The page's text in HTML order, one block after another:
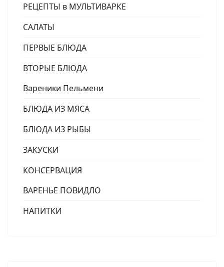
РЕЦЕПТЫ в МУЛЬТИВАРКЕ
САЛАТЫ
ПЕРВЫЕ БЛЮДА
ВТОРЫЕ БЛЮДА
Вареники Пельмени
БЛЮДА ИЗ МЯСА
БЛЮДА ИЗ РЫБЫ
ЗАКУСКИ
КОНСЕРВАЦИЯ
ВАРЕНЬЕ ПОВИДЛО
НАПИТКИ